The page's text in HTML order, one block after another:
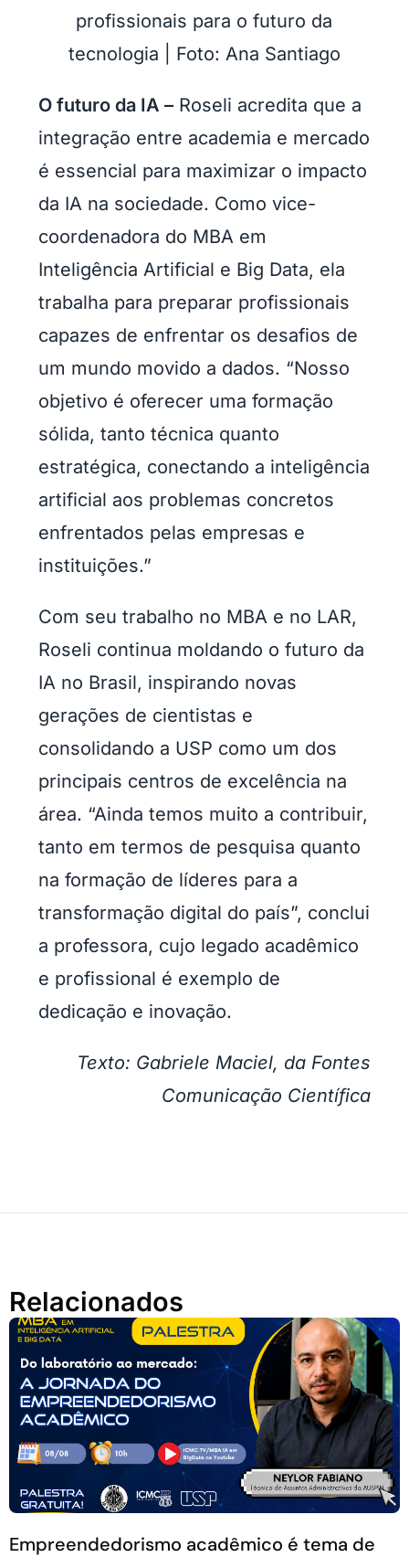
profissionais para o futuro da
tecnologia | Foto: Ana Santiago
O futuro da IA – Roseli acredita que a
integração entre academia e mercado
é essencial para maximizar o impacto
da IA na sociedade. Como vice-
coordenadora do MBA em
Inteligência Artificial e Big Data, ela
trabalha para preparar profissionais
capazes de enfrentar os desafios de
um mundo movido a dados. “Nosso
objetivo é oferecer uma formação
sólida, tanto técnica quanto
estratégica, conectando a inteligência
artificial aos problemas concretos
enfrentados pelas empresas e
instituições.”
Com seu trabalho no MBA e no LAR,
Roseli continua moldando o futuro da
IA no Brasil, inspirando novas
gerações de cientistas e
consolidando a USP como um dos
principais centros de excelência na
área. “Ainda temos muito a contribuir,
tanto em termos de pesquisa quanto
na formação de líderes para a
transformação digital do país”, conclui
a professora, cujo legado acadêmico
e profissional é exemplo de
dedicação e inovação.
Texto: Gabriele Maciel, da Fontes
Comunicação Científica
Relacionados
Empreendedorismo acadêmico é tema de